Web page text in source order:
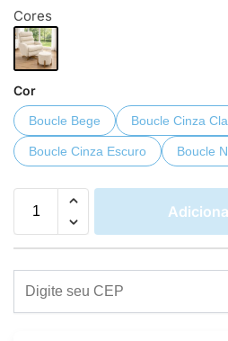
Cores
Cor
Boucle Bege Boucle Cinza
Boucle Cinza Escuro Boucle